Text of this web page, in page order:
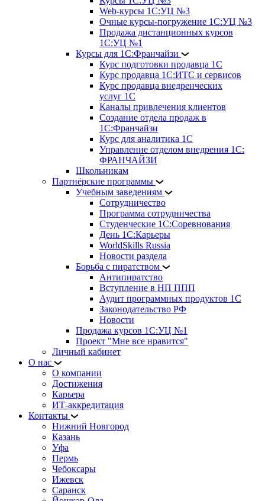
Web-курсы 1С:УЦ №3
Очные курсы-погружение 1С:УЦ №3
Продажа дистанционных курсов
1С:УЦ №1
Курсы для 1С:Франчайзи
Курс подготовки продавца 1С
Курс продавца 1С:ИТС и сервисов
Курс продавца внедренческих
услуг 1С
Каналы привлечения клиентов
Создание отдела продаж в
1С:Франчайзи
Курс для аналитика 1С
Управление отделом внедрения 1С:
ФРАНЧАЙЗИ
Школьникам
Партнёрские программы
Учебным заведениям
Сотрудничество
Программа сотрудничества
Студенческие 1С:Соревнования
День 1С:Карьеры
WorldSkills Russia
Новости раздела
Борьба с пиратством
Антипиратство
Вступление в НП ППП
Аудит программных продуктов 1С
Законодательство РФ
Новости
Продажа курсов 1С:УЦ №1
Проект "Мне все нравится"
Личный кабинет
О нас
О компании
Достижения
Карьера
ИТ-аккредитация
Контакты
Нижний Новгород
Казань
Уфа
Пермь
Чебоксары
Ижевск
Саранск